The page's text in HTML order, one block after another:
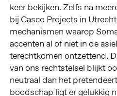
keer bekijken. Zelfs na
bij Casco Projects in
mechanismen waarop
accenten al of niet in de
terechtkomen ontzettend.
van ons rechtstelsel blijkt
neutraal dan het
boodschap ligt er gelukkig